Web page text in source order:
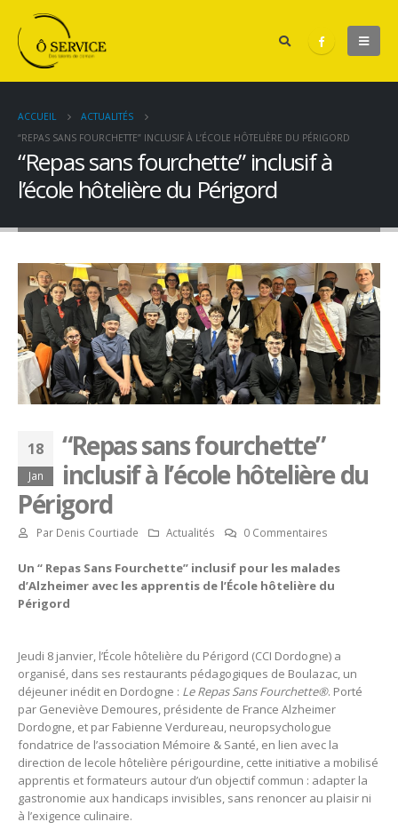
ACCUEIL
ACTUALITÉS
“REPAS SANS FOURCHETTE” INCLUSIF À L’ÉCOLE HÔTELIÈRE DU PÉRIGORD
“Repas sans fourchette” inclusif à
l’école hôtelière du Périgord
18
Jan
“Repas sans fourchette”
inclusif à l’école hôtelière du
Périgord
Par Denis Courtiade Actualités 0 Commentaires
Un “ Repas Sans Fourchette” inclusif pour les malades
d’Alzheimer avec les apprentis de l’École hôtelière du
Périgord
Jeudi 8 janvier, l’École hôtelière du Périgord (CCI Dordogne) a
organisé, dans ses restaurants pédagogiques de Boulazac, un
déjeuner inédit en Dordogne : Le Repas Sans Fourchette®. Porté
par Geneviève Demoures, présidente de France Alzheimer
Dordogne, et par Fabienne Verdureau, neuropsychologue
fondatrice de l’association Mémoire & Santé, en lien avec la
direction de lecole hôtelière périgourdine, cette initiative a mobilisé
apprentis et formateurs autour d’un objectif commun : adapter la
gastronomie aux handicaps invisibles, sans renoncer au plaisir ni
à l’exigence culinaire.